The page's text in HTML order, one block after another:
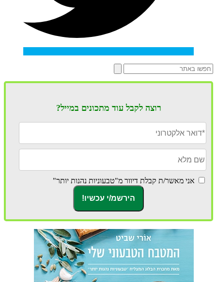
רוצה לקבל עוד מתכונים במייל?
אני מאשר/ת קבלת דיוור מ"טבעוניות נהנות יותר"